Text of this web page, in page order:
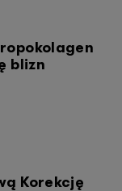
blizn
Korekcję